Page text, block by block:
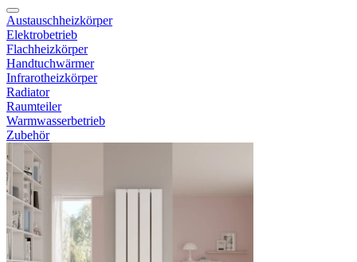
Austauschheizkörper
Elektrobetrieb
Flachheizkörper
Handtuchwärmer
Infrarotheizkörper
Radiator
Raumteiler
Warmwasserbetrieb
Zubehör